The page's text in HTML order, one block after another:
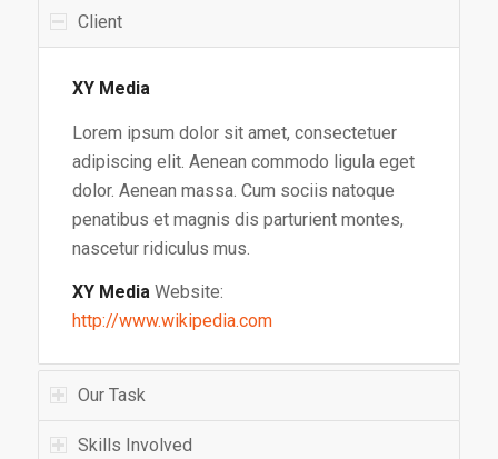
Client
XY Media
Lorem ipsum dolor sit amet, consectetuer
adipiscing elit. Aenean commodo ligula eget
dolor. Aenean massa. Cum sociis natoque
penatibus et magnis dis parturient montes,
nascetur ridiculus mus.
XY MediaWebsite:
http://www.wikipedia.com
Our Task
Skills Involved